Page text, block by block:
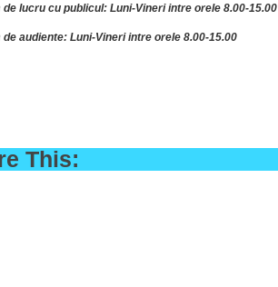
de lucru cu publicul: Luni-Vineri intre orele 8.00-15.00
de audiente: Luni-Vineri intre orele 8.00-15.00
This: